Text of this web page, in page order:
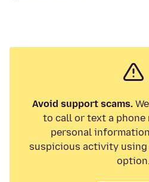
Avoid support scams.
to call or text a phone
personal
suspicious activity using
option.